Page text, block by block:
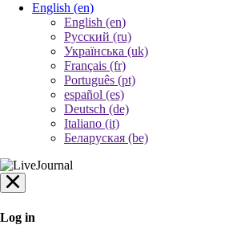
English (en)
English (en)
Русский (ru)
Українська (uk)
Français (fr)
Português (pt)
español (es)
Deutsch (de)
Italiano (it)
Беларуская (be)
Log in